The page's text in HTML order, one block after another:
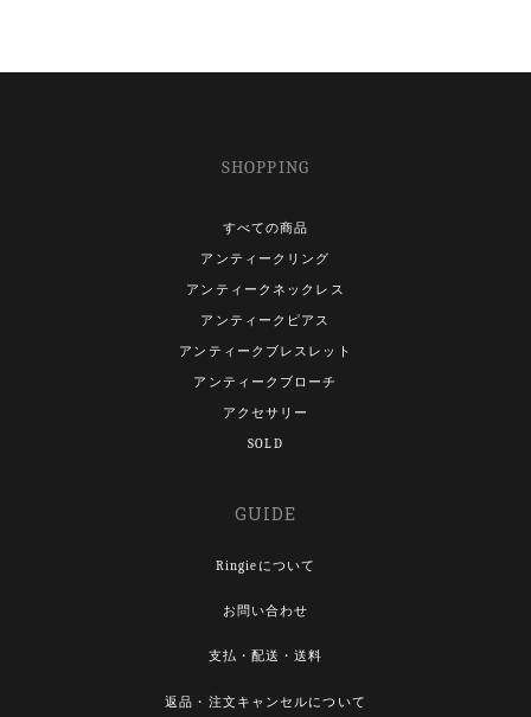
SHOPPING
すべての商品
アンティークリング
アンティークネックレス
アンティークピアス
アンティークブレスレット
アンティークブローチ
アクセサリー
SOLD
GUIDE
Ringieについて
お問い合わせ
支払・配送・送料
返品・注文キャンセルについて